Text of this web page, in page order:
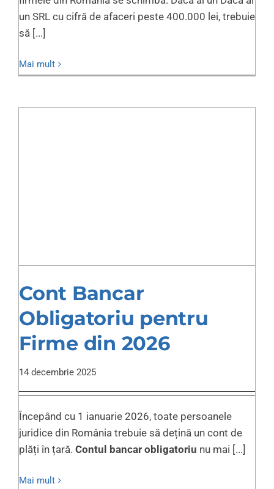
un SRL cu cifră de afaceri peste 400.000 lei, trebuie
să [...]
Mai mult
Cont Bancar
Obligatoriu pentru
Firme din 2026
14 decembrie 2025
Începând cu 1 ianuarie 2026, toate persoanele
juridice din România trebuie să dețină un cont de
plăți în țară. Contul bancar obligatoriu nu mai [...]
Mai mult